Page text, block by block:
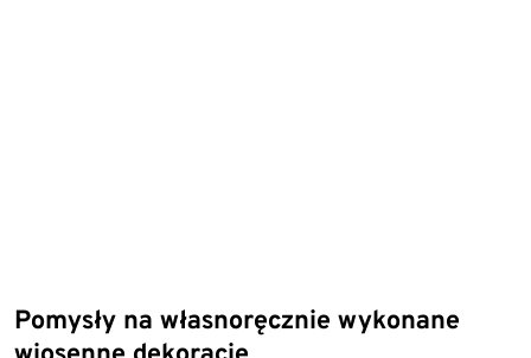
Pomysły na własnoręcznie wykonane
wiosenne dekoracje